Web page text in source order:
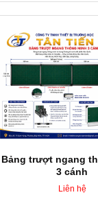
Bảng trượt ngang
3 cánh
Liên hệ